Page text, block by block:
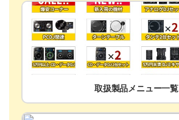
取扱製品メニュー一覧